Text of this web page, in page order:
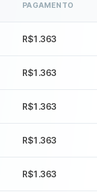
PAGAMENTO
R$1.363
R$1.363
R$1.363
R$1.363
R$1.363